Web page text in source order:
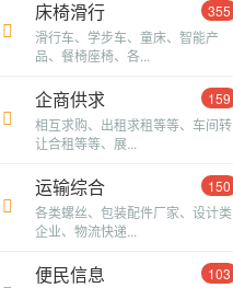
床椅滑行
355
滑行车、学步车、童床、智能产
品、餐椅座椅、各...
企商供求
159
相互求购、出租求租等等、车间转
让合租等等、展...
运输综合
150
各类螺丝、包装配件厂家、设计类
企业、物流快递...
便民信息
103